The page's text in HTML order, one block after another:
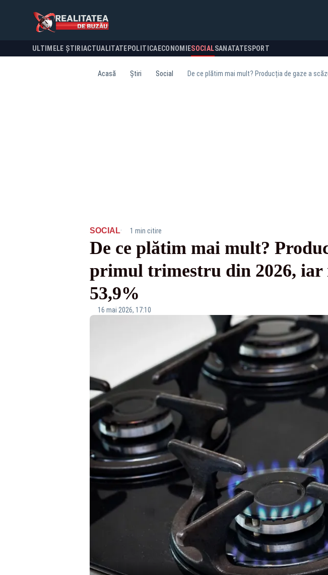
ULTIMELE ȘTIRI ACTUALITATE POLITICA ECONOMIESOCIALSANATATESPORT
Acasă Știri Social De ce plătim mai mult? Producția de gaze a
SOCIAL· 1 min citire
De ce plătim mai mult?
primul trimestru din 2026,
53,9%
16 mai 2026, 17:10